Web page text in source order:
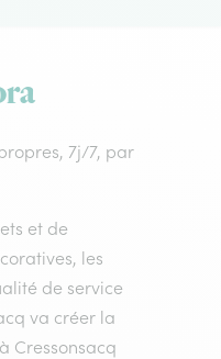
7j/7, par
et de
les
de service
va créer la
Cressonsacq